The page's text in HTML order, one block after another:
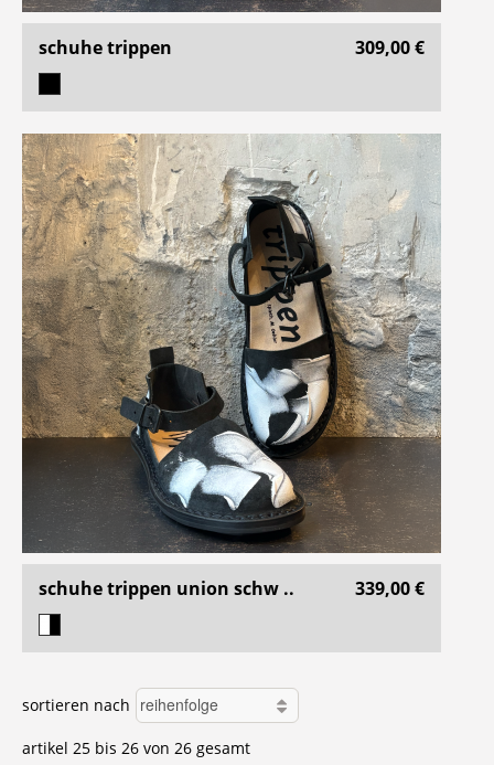
schuhe trippen 309,00 €
schuhe trippen union schw .. 339,00 €
sortieren nach
artikel 25 bis 26 von 26 gesamt